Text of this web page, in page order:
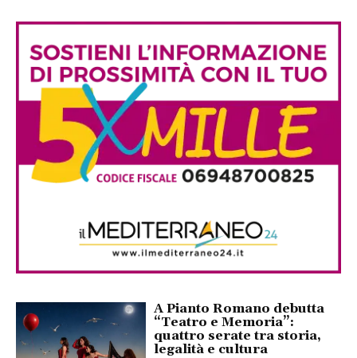
A Pianto Romano debutta
“Teatro e Memoria”:
quattro serate tra storia,
legalità e cultura